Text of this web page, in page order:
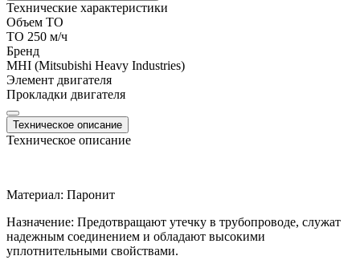
Технические характеристики
Объем ТО
ТО 250 м/ч
Бренд
MHI (Mitsubishi Heavy Industries)
Элемент двигателя
Прокладки двигателя
Техническое описание
Техническое описание
Материал: Паронит
Назначение: Предотвращают утечку в трубопроводе, служат
надежным соединением и обладают высокими
уплотнительными свойствами.